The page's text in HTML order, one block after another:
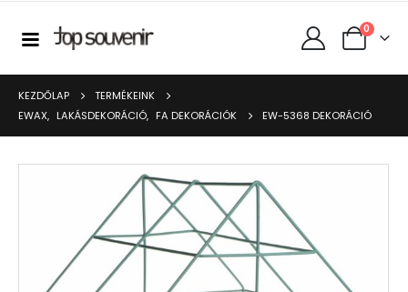
0
KEZDŐLAP
TERMÉKEINK
EWAX, LAKÁSDEKORÁCIÓ, FA DEKORÁCIÓK EW-5368 DEKORÁCIÓ